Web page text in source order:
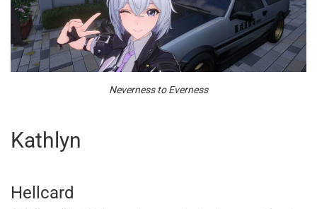
Neverness to Everness
Kathlyn
Hellcard